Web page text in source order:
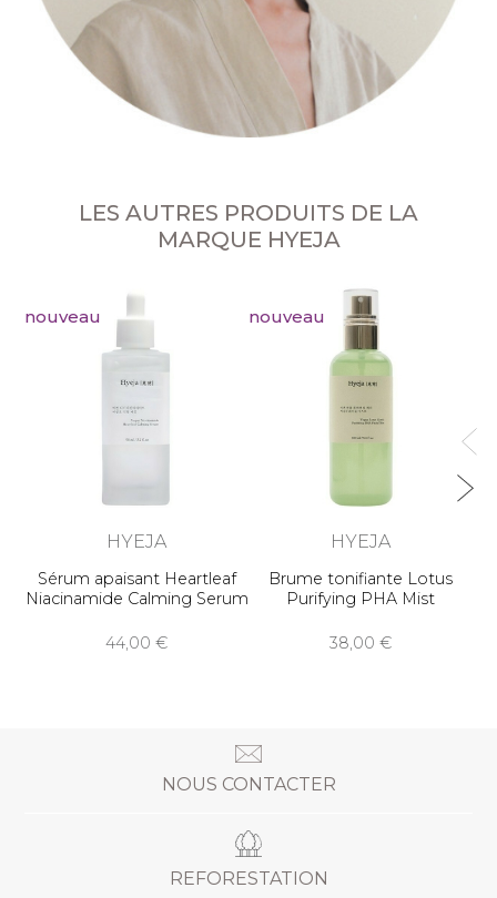
LES AUTRES PRODUITS DE LA
MARQUE HYEJA
nouveau
HYEJA
Sérum apaisant Heartleaf
Niacinamide Calming Serum
44,00
nouveau
HYEJA
Brume tonifiante Lotus
Purifying PHA Mist
38,00
NOUS CONTACTER
REFORESTATION